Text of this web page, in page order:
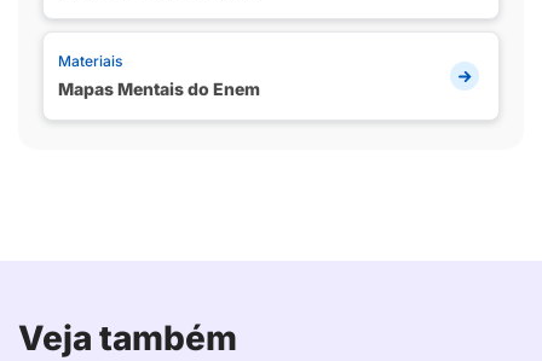
Materiais
Mapas Mentais do Enem
Veja também